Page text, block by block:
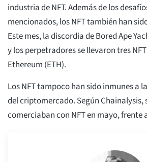
industria de NFT. Además de los
mencionados, los NFT también han
Este mes, la discordia de Bored Ape
y los perpetradores se llevaron tres
Ethereum (ETH).
Los NFT tampoco han sido inmunes a
del criptomercado. Según Chainalysis,
comerciaban con NFT en mayo, frente